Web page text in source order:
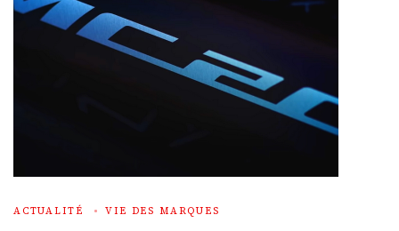
ACTUALITÉ VIE DES MARQUES